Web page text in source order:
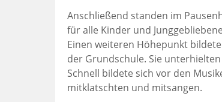
Anschließend standen im
für alle Kinder und
Einen weiteren Höhepunkt
der Grundschule. Sie
Schnell bildete sich vor den
mitklatschten und mitsangen.